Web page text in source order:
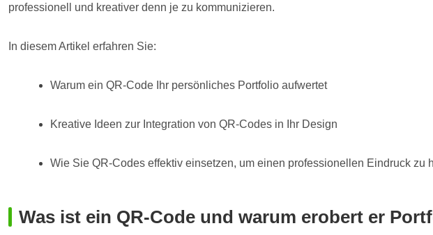
professionell und kreativer denn je zu kommunizieren.
In diesem Artikel erfahren Sie:
Warum ein QR-Code Ihr persönliches Portfolio aufwertet
Kreative Ideen zur Integration von QR-Codes in Ihr Design
Wie Sie QR-Codes effektiv einsetzen, um einen professionellen Eindruck zu
Was ist ein QR-Code und warum erobert er